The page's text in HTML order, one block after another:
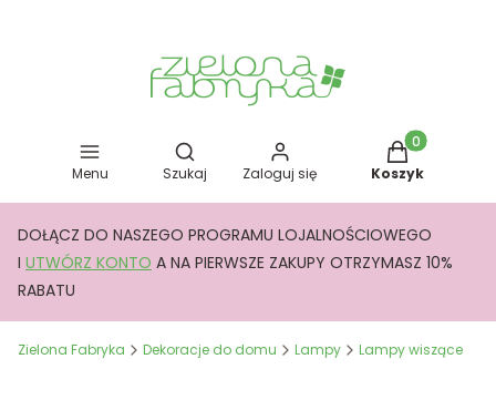
Menu
Otwórz wyszukiwarkę
Szukaj Zaloguj się
Produkty w
Koszyk
DOŁĄCZ DO NASZEGO PROGRAMU LOJALNOŚCIOWEGO
I UTWÓRZ KONTO A NA PIERWSZE ZAKUPY OTRZYMASZ 10%
RABATU
Zielona Fabryka Dekoracje do domu Lampy Lampy wiszące